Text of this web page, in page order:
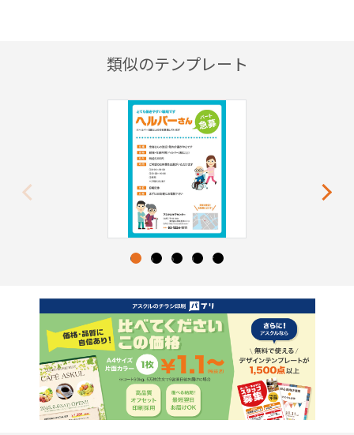
類似のテンプレート
Next
1 2 3 4 5